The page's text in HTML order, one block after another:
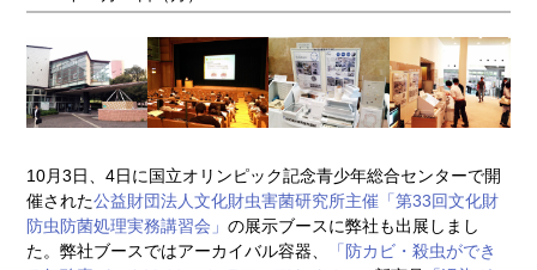
10月3日、4日に国立オリンピック記念青少年総合センターで開
催された公益財団法人文化財虫害菌研究所主催「第33回文化財
防虫防菌処理実務講習会」の展示ブースに弊社も出展しまし
た。弊社ブースではアーカイバル容器、
「防カビ・殺虫ができ